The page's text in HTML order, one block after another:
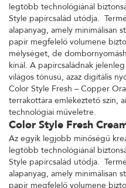
legtöbb technológiánál
Style papírcsalád utódja.
alapanyag, amely minimálisan
papír megfelelő volumene
mélységet, de
kínál. A papírcsaládnak
világos tónusú, azaz digitális
Color Style Fresh – Copper
terrakottára emlékeztető szín,
technológiai műveletre.
Color Style Fresh
Az egyik legjobb minőségű
legtöbb technológiánál
Style papírcsalád utódja.
alapanyag, amely minimálisan
papír megfelelő volumene